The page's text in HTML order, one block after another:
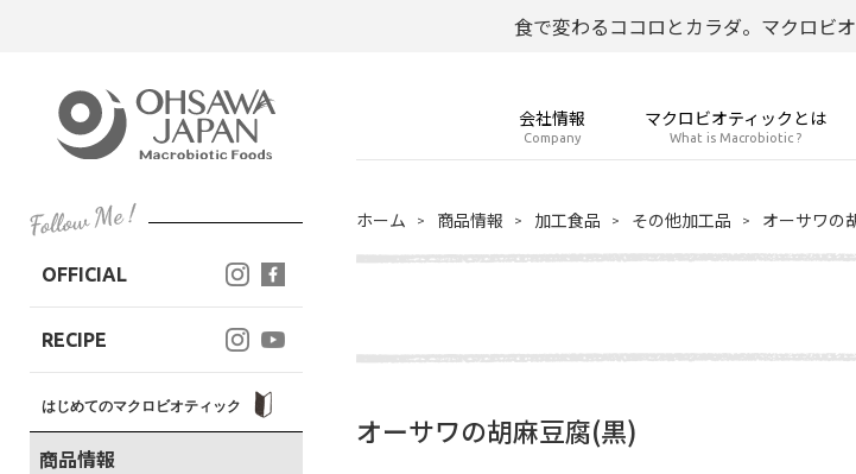
食で変わるココロとカラダ。マクロビ
会社情報
Company
マクロビオティックとは
What is Macrobiotic ?
OFFICIAL
RECIPE
はじめてのマクロビオティック
商品情報
ホーム 商品情報 加工食品 その他加工品 オーサワの
オーサワの胡麻豆腐(黒)